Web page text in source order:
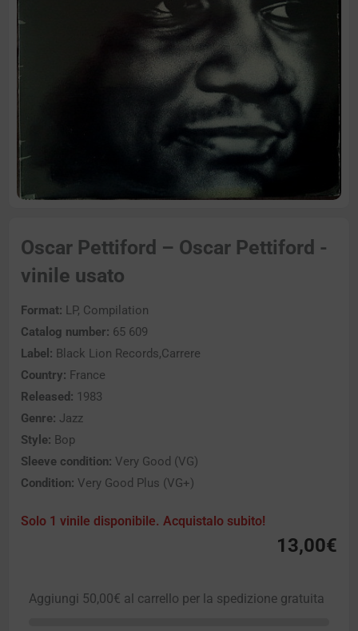
Oscar Pettiford – Oscar Pettiford -
vinile usato
Format: LP, Compilation
Catalog number: 65 609
Label: Black Lion Records,Carrere
Country: France
Released: 1983
Genre: Jazz
Style: Bop
Sleeve condition: Very Good (VG)
Condition: Very Good Plus (VG+)
Solo 1 vinile disponibile. Acquistalo subito!
13,00€
Aggiungi 50,00€ al carrello per la spedizione gratuita